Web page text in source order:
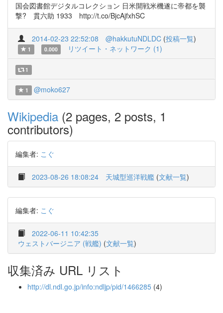
国会図書館デジタルコレクション 日米開戦米機遂に帝都を襲
撃? 貫六助 1933 http://t.co/BjcAjfxhSC
2014-02-23 22:52:08 @hakkutuNDLDC (投稿一覧)
1 0.000 リツイート・ネットワーク (1)
1
1 @moko627
Wikipedia (2 pages, 2 posts, 1
contributors)
編集者: こぐ
2023-08-26 18:08:24 天城型巡洋戦艦 (文献一覧)
編集者: こぐ
2022-06-11 10:42:35
ウェストバージニア (戦艦) (文献一覧)
収集済み URL リスト
http://dl.ndl.go.jp/info:ndljp/pid/1466285 (4)